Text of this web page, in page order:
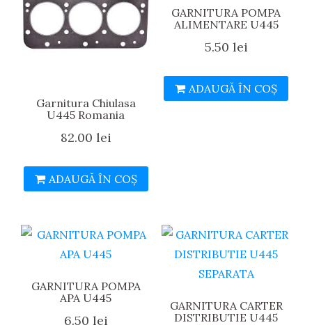
Garnitura Chiulasa
U445 Romania
82.00 lei
ADAUGĂ ÎN COȘ
GARNITURA POMPA
ALIMENTARE U445
5.50 lei
ADAUGĂ ÎN COȘ
GARNITURA POMPA
APA U445
6.50 lei
GARNITURA CARTER
DISTRIBUTIE U445